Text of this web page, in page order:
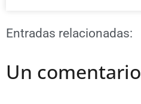
Entradas relacionadas:
Un comentario